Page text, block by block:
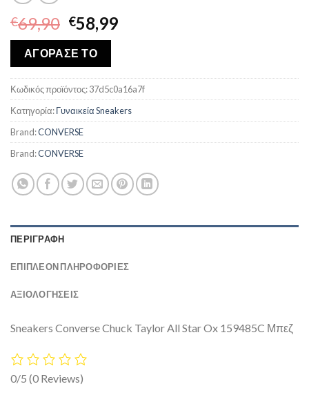
€69,90 Original
price
was:
€69,90.
€58,99Η
€58,99.
ΑΓΟΡΑΣΕ ΤΟ
Κωδικός προϊόντος:37d5c0a16a7f
Κατηγορία:Γυναικεία Sneakers
Brand:CONVERSE
Brand:CONVERSE
ΠΕΡΙΓΡΑΦΉ
ΕΠΙΠΛΈΟΝ ΠΛΗΡΟΦΟΡΊΕΣ
ΑΞΙΟΛΟΓΗΣΕΙΣ
Sneakers Converse Chuck Taylor All Star Ox 159485C Μπεζ
0/5 (0 Reviews)